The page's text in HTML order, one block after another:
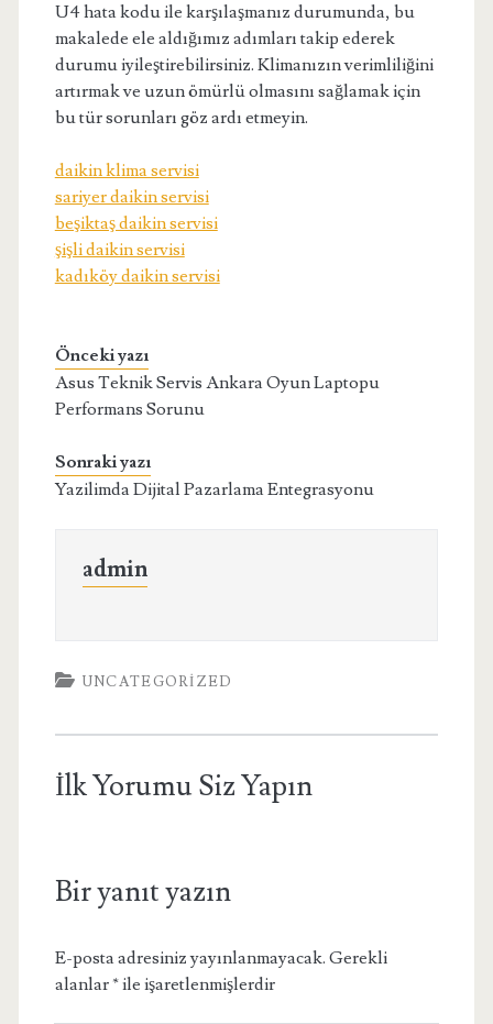
U4 hata kodu ile karşılaşmanız durumunda, bu
makalede ele aldığımız adımları takip ederek
durumu iyileştirebilirsiniz. Klimanızın verimliliğini
artırmak ve uzun ömürlü olmasını sağlamak için
bu tür sorunları göz ardı etmeyin.
daikin klima servisi
sariyer daikin servisi
beşiktaş daikin servisi
şişli daikin servisi
kadıköy daikin servisi
Önceki yazı
Asus Teknik Servis Ankara Oyun Laptopu
Performans Sorunu
Sonraki yazı
Yazilimda Dijital Pazarlama Entegrasyonu
admin
UNCATEGORIZED
İlk Yorumu Siz Yapın
Bir yanıt yazın
E-posta adresiniz yayınlanmayacak. Gerekli
alanlar*ile işaretlenmişlerdir